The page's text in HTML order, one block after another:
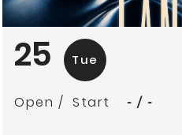
25 Tue
Open Start - -